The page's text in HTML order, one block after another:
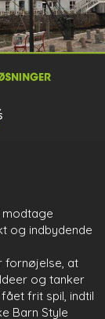
og indbydende
fornøjelse, at
og tanker
frit spil, indtil
Barn Style